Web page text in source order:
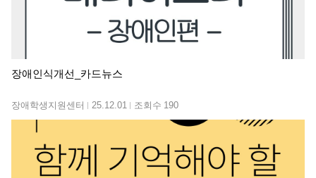
장애인식개선_카드뉴스
장애학생지원센터 25.12.01 조회수 190